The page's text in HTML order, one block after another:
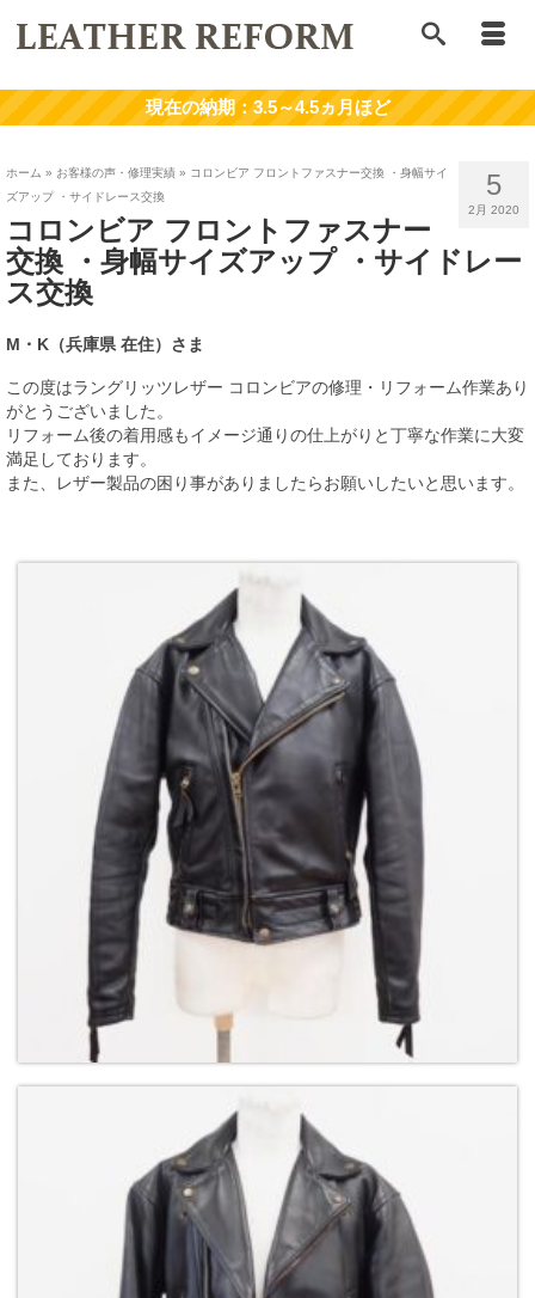
5
2月 2020
ホーム » お客様の声・修理実績 » コロンビア フロントファスナー交換 ・身幅サイ
ズアップ ・サイドレース交換
コロンビア フロントファスナー
交換 ・身幅サイズアップ ・サイドレー
ス交換
M・K （兵庫県 在住）さま
この度はラングリッツレザー コロンビアの修理・リフォーム作業あり
がとうございました。
リフォーム後の着用感もイメージ通りの仕上がりと丁寧な作業に大変
満足しております。
また、レザー製品の困り事がありましたらお願いしたいと思います。